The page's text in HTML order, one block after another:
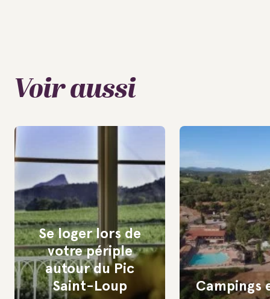
Voir aussi
Se loger lors de
votre périple
autour du Pic
Saint-Loup
Campings